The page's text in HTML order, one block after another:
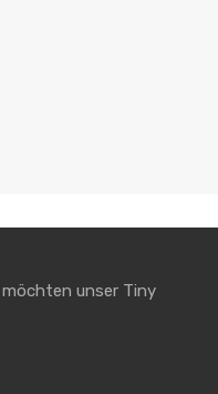
möchten unser Tiny